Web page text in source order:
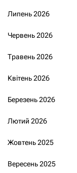
Липень 2026
Червень 2026
Травень 2026
Квітень 2026
Березень 2026
Лютий 2026
Жовтень 2025
Вересень 2025